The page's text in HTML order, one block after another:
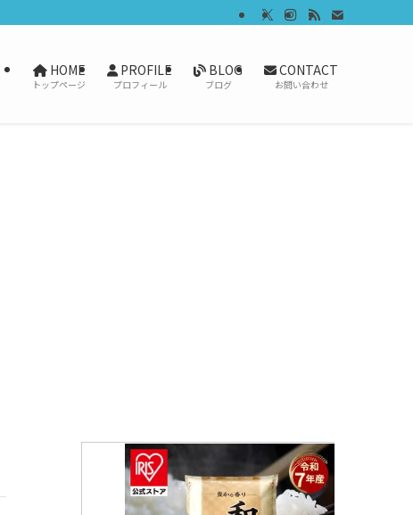
HOME
トップページ
PROFILE
プロフィール
BLOG
ブログ
CONTACT
お問い合わせ